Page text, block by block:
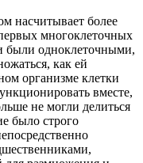
насчитывает более
многоклеточных
были одноклеточными,
как ей
организме клетки
вместе,
не могли делиться
было строго